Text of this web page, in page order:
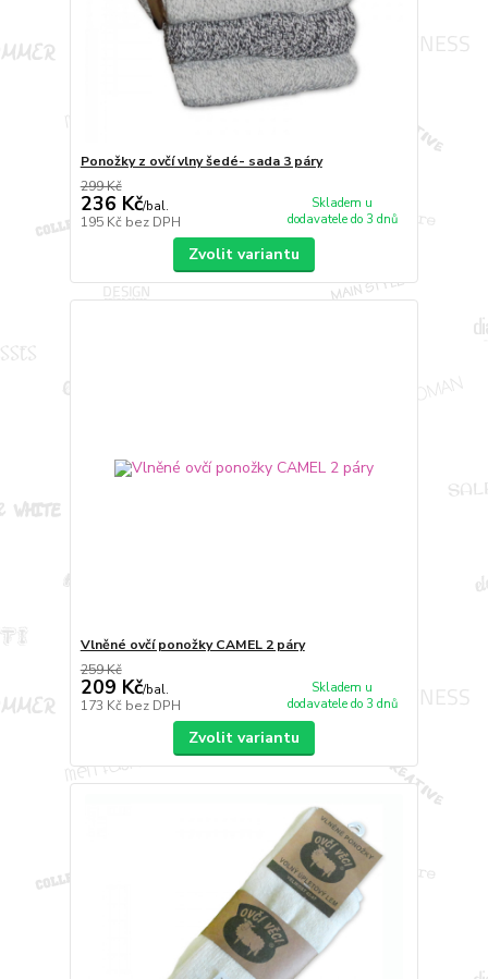
Ponožky z ovčí vlny šedé- sada 3 páry
299 Kč
236 Kč/bal.
195 Kč bez DPH
Skladem u
dodavatele do 3 dnů
Zvolit variantu
Vlněné ovčí ponožky CAMEL 2 páry
259 Kč
209 Kč/bal.
173 Kč bez DPH
Skladem u
dodavatele do 3 dnů
Zvolit variantu